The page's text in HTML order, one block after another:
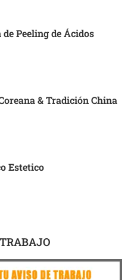
Peeling de Ácidos
& Tradición China
Estetico